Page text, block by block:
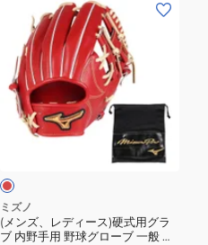
ラ
NE066
DBRN
手
ス
テ
イ
タ
ズ、
デ
硬
式
用
グ
ミズノ
(メンズ、レディース)硬式用グラ
ブ 内野手用 野球グローブ 一般 ミ